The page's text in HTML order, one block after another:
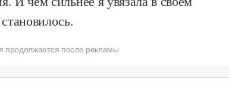
продолжается после рекламы